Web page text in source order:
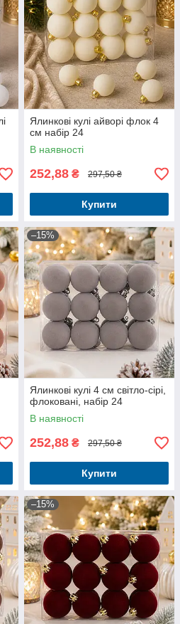
Ялинкові кулі айворі флок 4
см набір 24
В наявності
252,88 ₴ 297,50 ₴
Купити
–15%
Ялинкові кулі 4 см світло-сірі,
флоковані, набір 24
В наявності
252,88 ₴ 297,50 ₴
Купити
–15%